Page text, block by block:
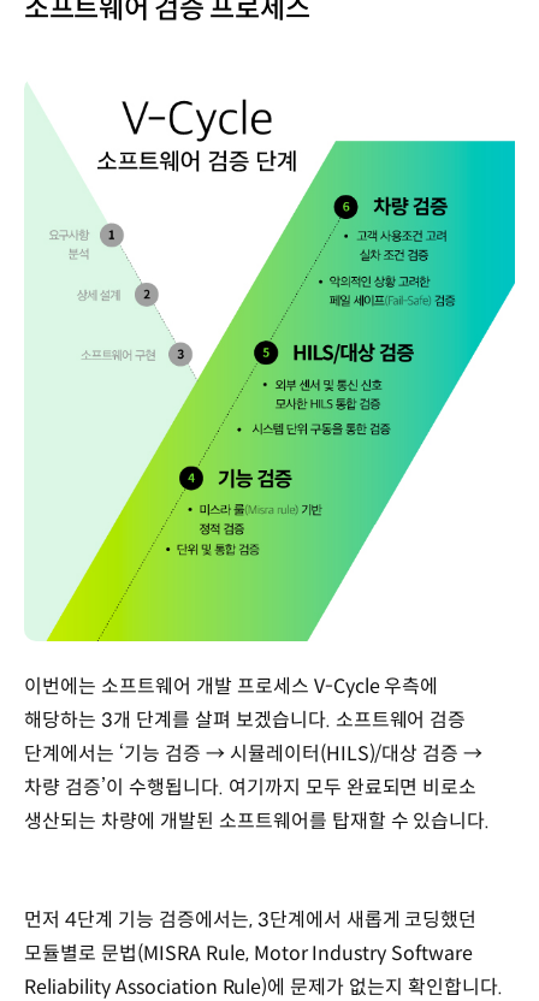
소프트웨어 검증 프로세스
이번에는 소프트웨어 개발 프로세스 V-Cycle 우측에
해당하는 3개 단계를 살펴 보겠습니다. 소프트웨어 검증
단계에서는 ‘기능 검증 → 시뮬레이터(HILS)/대상 검증 →
차량 검증’이 수행됩니다. 여기까지 모두 완료되면 비로소
생산되는 차량에 개발된 소프트웨어를 탑재할 수 있습니다.
먼저 4단계 기능 검증에서는, 3단계에서 새롭게 코딩했던
모듈별로 문법(MISRA Rule, Motor Industry Software
Reliability Association Rule)에 문제가 없는지 확인합니다.